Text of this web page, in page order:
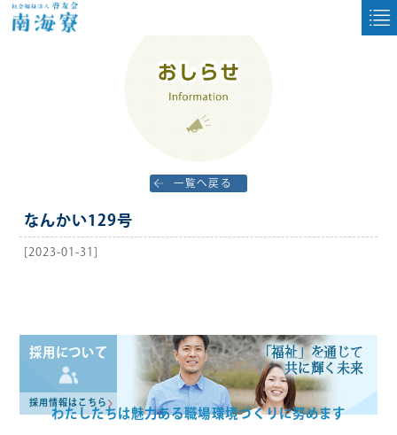
一覧へ戻る
なんかい129号
[2023-01-31]
採用について
採用情報はこちら
「福祉」を通じて
共に輝く未来
わたしたちは魅力ある職場環境づくりに努めます